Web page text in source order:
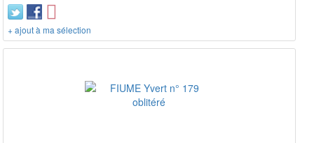
+ ajout à ma sélection